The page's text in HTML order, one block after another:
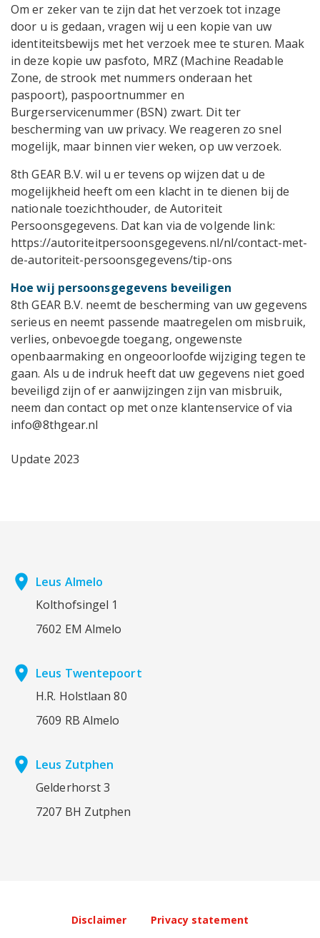
Om er zeker van te zijn dat het verzoek tot inzage
door u is gedaan, vragen wij u een kopie van uw
identiteitsbewijs met het verzoek mee te sturen. Maak
in deze kopie uw pasfoto, MRZ (Machine Readable
Zone, de strook met nummers onderaan het
paspoort), paspoortnummer en
Burgerservicenummer (BSN) zwart. Dit ter
bescherming van uw privacy. We reageren zo snel
mogelijk, maar binnen vier weken, op uw verzoek.
8th GEAR B.V. wil u er tevens op wijzen dat u de
mogelijkheid heeft om een klacht in te dienen bij de
nationale toezichthouder, de Autoriteit
Persoonsgegevens. Dat kan via de volgende link:
https://autoriteitpersoonsgegevens.nl/nl/contact-met-
de-autoriteit-persoonsgegevens/tip-ons
Hoe wij persoonsgegevens beveiligen
8th GEAR B.V. neemt de bescherming van uw gegevens
serieus en neemt passende maatregelen om misbruik,
verlies, onbevoegde toegang, ongewenste
openbaarmaking en ongeoorloofde wijziging tegen te
gaan. Als u de indruk heeft dat uw gegevens niet goed
beveiligd zijn of er aanwijzingen zijn van misbruik,
neem dan contact op met onze klantenservice of via
info@8thgear.nl
Update 2023
place Leus Almelo
Kolthofsingel 1
7602 EM Almelo
place Leus Twentepoort
H.R. Holstlaan 80
7609 RB Almelo
place Leus Zutphen
Gelderhorst 3
7207 BH Zutphen
Disclaimer Privacy statement